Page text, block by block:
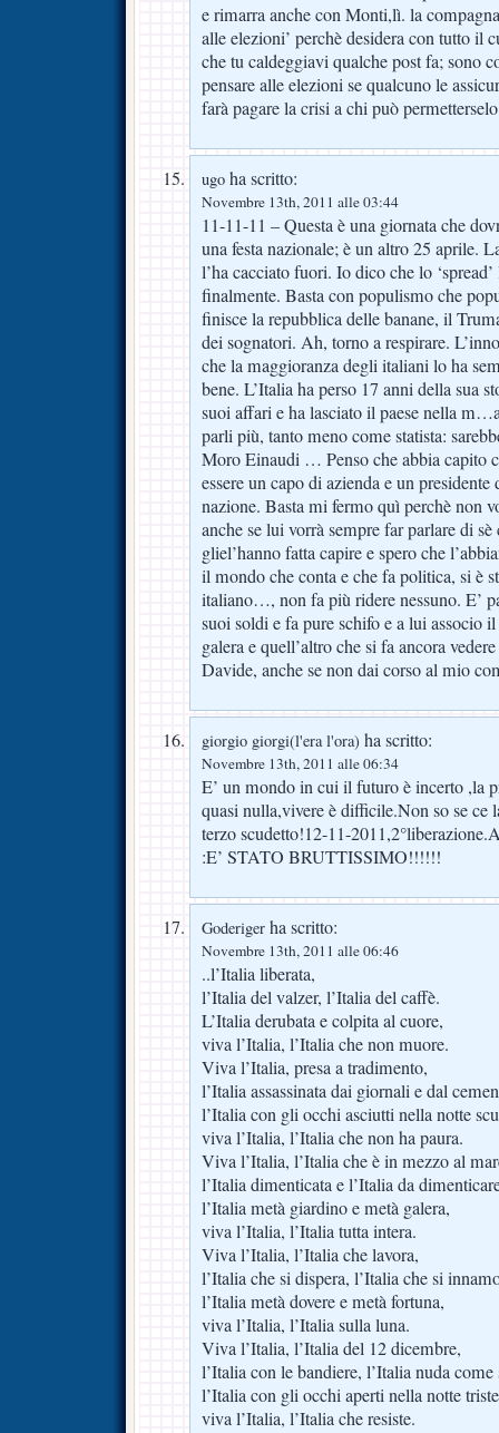
e rimarra anche con Monti,lì. la
alle elezioni’ perchè desidera con tutto il
che tu caldeggiavi qualche post fa; sono
pensare alle elezioni se qualcuno le
farà pagare la crisi a chi può
ugo ha scritto:
Novembre 13th, 2011 alle 03:44
11-11-11 – Questa è una giornata che
una festa nazionale; è un altro 25 aprile.
l’ha cacciato fuori. Io dico che lo
finalmente. Basta con populismo che
finisce la repubblica delle banane, il
dei sognatori. Ah, torno a respirare.
che la maggioranza degli italiani lo ha
bene. L’Italia ha perso 17 anni della sua
suoi affari e ha lasciato il paese nella
parli più, tanto meno come statista:
Moro Einaudi … Penso che abbia capito
essere un capo di azienda e un
nazione. Basta mi fermo quì perchè non
anche se lui vorrà sempre far parlare di
gliel’hanno fatta capire e spero che
il mondo che conta e che fa politica, si è
italiano…, non fa più ridere nessuno. E’
suoi soldi e fa pure schifo e a lui associo
galera e quell’altro che si fa ancora
Davide, anche se non dai corso al mio
giorgio giorgi(l'era l'ora) ha scritto:
Novembre 13th, 2011 alle 06:34
E’ un mondo in cui il futuro è incerto ,la
quasi nulla,vivere è difficile.Non so se
terzo scudetto!12-11-
:E’ STATO BRUTTISSIMO!!!!!!
Goderiger ha scritto:
Novembre 13th, 2011 alle 06:46
..l’Italia liberata,
l’Italia del valzer, l’Italia del caffè.
L’Italia derubata e colpita al cuore,
viva l’Italia, l’Italia che non muore.
Viva l’Italia, presa a tradimento,
l’Italia assassinata dai giornali e dal
l’Italia con gli occhi asciutti nella notte
viva l’Italia, l’Italia che non ha paura.
Viva l’Italia, l’Italia che è in mezzo al
l’Italia dimenticata e l’Italia da
l’Italia metà giardino e metà galera,
viva l’Italia, l’Italia tutta intera.
Viva l’Italia, l’Italia che lavora,
l’Italia che si dispera, l’Italia che si
l’Italia metà dovere e metà fortuna,
viva l’Italia, l’Italia sulla luna.
Viva l’Italia, l’Italia del 12 dicembre,
l’Italia con le bandiere, l’Italia nuda come
l’Italia con gli occhi aperti nella notte
viva l’Italia, l’Italia che resiste.